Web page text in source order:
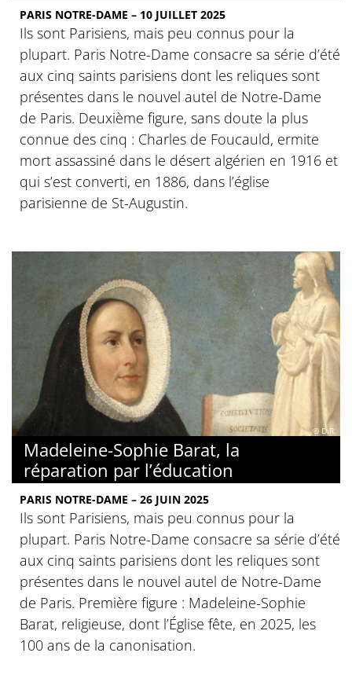
PARIS NOTRE-DAME – 10 JUILLET 2025
Ils sont Parisiens, mais peu connus pour la
plupart. Paris Notre-Dame consacre sa série d’été
aux cinq saints parisiens dont les reliques sont
présentes dans le nouvel autel de Notre-Dame
de Paris. Deuxième figure, sans doute la plus
connue des cinq : Charles de Foucauld, ermite
mort assassiné dans le désert algérien en 1916 et
qui s’est converti, en 1886, dans l’église
parisienne de St-Augustin.
© D.R.
Madeleine-Sophie Barat, la
réparation par l’éducation
PARIS NOTRE-DAME – 26 JUIN 2025
Ils sont Parisiens, mais peu connus pour la
plupart. Paris Notre-Dame consacre sa série d’été
aux cinq saints parisiens dont les reliques sont
présentes dans le nouvel autel de Notre-Dame
de Paris. Première figure : Madeleine-Sophie
Barat, religieuse, dont l’Église fête, en 2025, les
100 ans de la canonisation.